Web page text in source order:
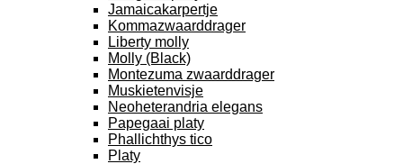
Jamaicakarpertje
Kommazwaarddrager
Liberty molly
Molly (Black)
Montezuma zwaarddrager
Muskietenvisje
Neoheterandria elegans
Papegaai platy
Phallichthys tico
Platy